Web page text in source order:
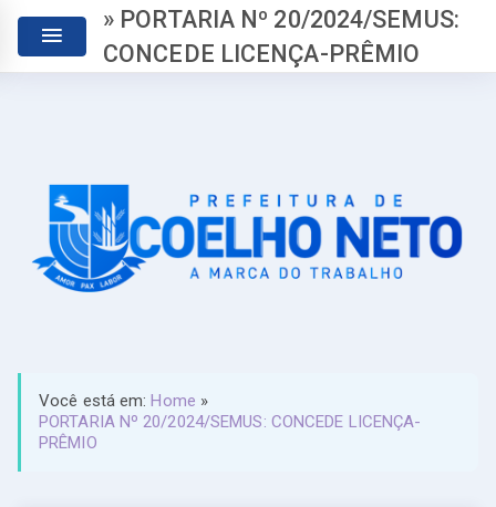
» PORTARIA Nº 20/2024/SEMUS:
CONCEDE LICENÇA-PRÊMIO
Você está em:Home »
PORTARIA Nº 20/2024/SEMUS: CONCEDE LICENÇA-
PRÊMIO